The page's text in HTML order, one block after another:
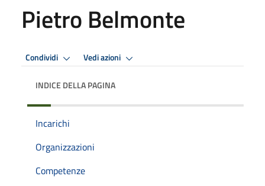
Pietro Belmonte
Condividi Vedi azioni
INDICE DELLA PAGINA
Incarichi
Organizzazioni
Competenze